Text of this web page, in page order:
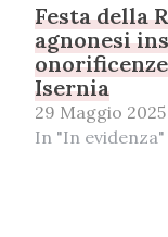
Festa della
agnonesi
Isernia
29 Maggio 2025
In "In evidenza"